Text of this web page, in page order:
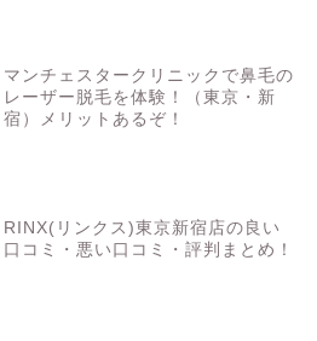
マンチェスタークリニックで鼻毛の
レーザー脱毛を体験！（東京・新
宿）メリットあるぞ！
RINX(リンクス)東京新宿店の良い
口コミ・悪い口コミ・評判まとめ！